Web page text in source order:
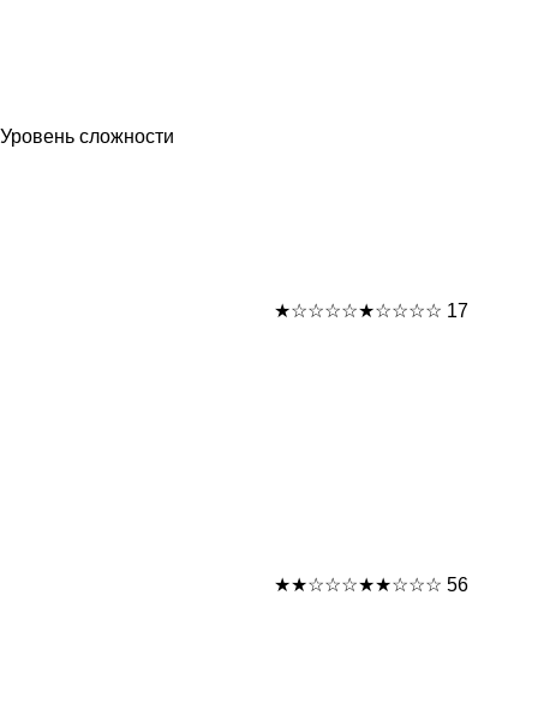
Уровень сложности
★☆☆☆☆★☆☆☆☆ 17
★★☆☆☆★★☆☆☆ 56